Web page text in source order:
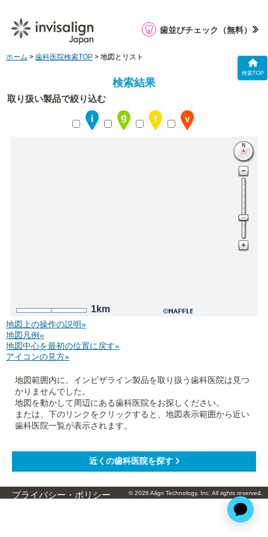
検索TOP
歯並びチェック （無料）
ホーム > 歯科医院検索TOP > 地図とリスト
検索結果
取り扱い製品で絞り込む
1km
地図上の操作の説明»
地図凡例»
地図中心を最初の位置に戻す»
アイコンの見方»
地図範囲内に、インビザライン製品を取り扱う歯科医院は見つ
かりませんでした。
地図を動かして周辺にある歯科医院をお探しください。
または、下のリンクをクリックすると、地図表示範囲から近い
歯科医院一覧が表示されます。
プライバシー・ポリシー © 2026 Align Technology, Inc. All rights reserved.